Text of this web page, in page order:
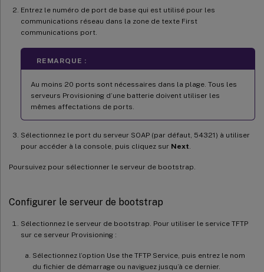
Entrez le numéro de port de base qui est utilisé pour les
communications réseau dans la zone de texte First
communications port.
REMARQUE :
Au moins 20 ports sont nécessaires dans la plage. Tous les
serveurs Provisioning d’une batterie doivent utiliser les
mêmes affectations de ports.
Sélectionnez le port du serveur SOAP (par défaut, 54321) à utiliser
pour accéder à la console, puis cliquez sur Next.
Poursuivez pour sélectionner le serveur de bootstrap.
Configurer le serveur de bootstrap
Sélectionnez le serveur de bootstrap. Pour utiliser le service TFTP
sur ce serveur Provisioning :
Sélectionnez l’option Use the TFTP Service, puis entrez le nom
du fichier de démarrage ou naviguez jusqu’à ce dernier.